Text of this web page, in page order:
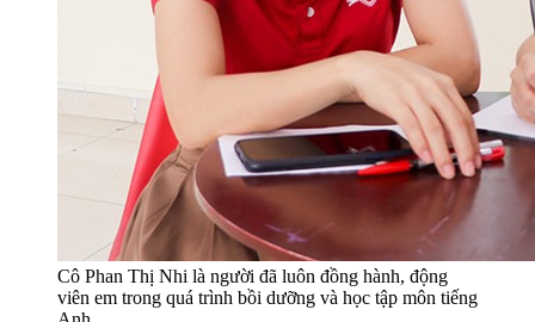
Cô Phan Thị Nhi là người đã luôn đồng hành, động
viên em trong quá trình bồi dưỡng và học tập môn tiếng